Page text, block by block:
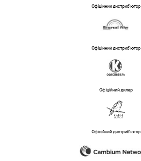
Офіційний дистриб'ютор
Офіційний дистриб'ютор
Офіційний дилер
Офіційний дистриб'ютор